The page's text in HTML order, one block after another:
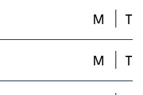
M T
M T